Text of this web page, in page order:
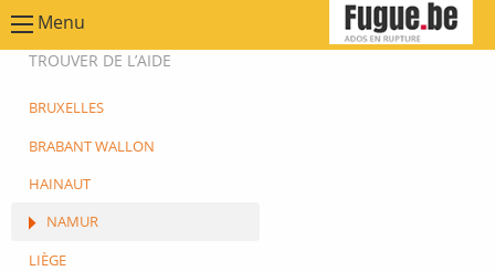
Menu
TROUVER DE L’AIDE
BRUXELLES
BRABANT WALLON
HAINAUT
NAMUR
LIÈGE